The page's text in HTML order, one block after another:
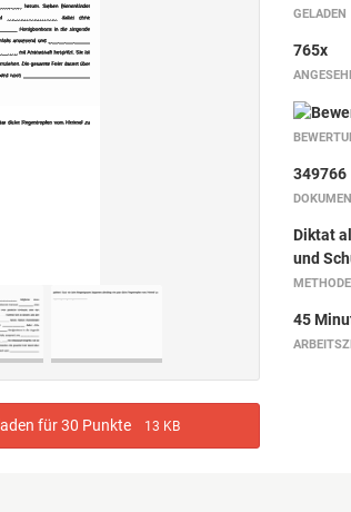
für 30 Punkte 13 KB
GELADEN
765x
349766
Diktat
und
METHODE
45